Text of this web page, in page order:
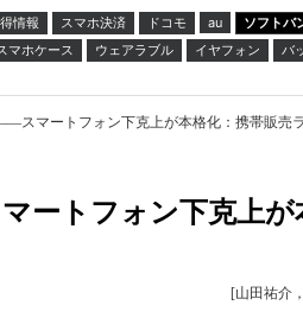
情報 スマホ決済 ドコモ au ソフトバ
マホケース ウェアラブル イヤフォン バ
スマートフォン下克上が本格化：携帯販売ラ
ートフォン下克上が
[山田祐介，